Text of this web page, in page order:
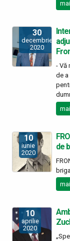
30
decembrie
2020
- Vă
de a
10
iunie
2020
de
10
aprilie
2020